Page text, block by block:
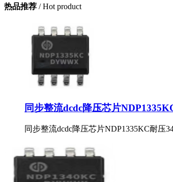
热品推荐 / Hot product
同步整流dcdc降压芯片
同步整流dcdc降压芯片NDP1335KC耐